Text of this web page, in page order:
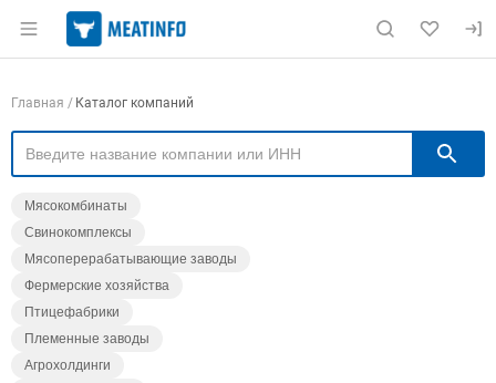
Раздел навигации по сайту meatinfo.ru
Навигация по компаниям
Главная Каталог компаний
Мясокомбинаты
Свинокомплексы
Мясоперерабатывающие заводы
Фермерские хозяйства
Птицефабрики
Племенные заводы
Агрохолдинги